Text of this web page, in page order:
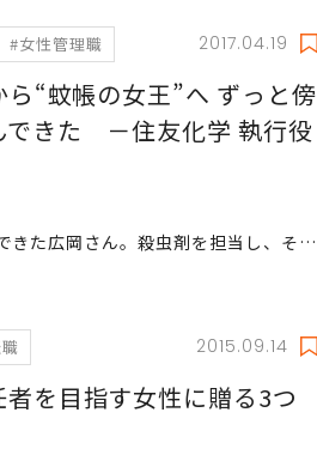
#女性管理職 2017.04.19
“蚊帳の女王”へ ずっと傍
できた －住友化学 執行役
化学メーカーで傍流を歩んできた広岡さん。殺虫剤を担当し、その後は蚊帳の担当。執行役員になるまでの道のりはトラブルの連続だった――。
2015.09.14
者を目指す女性に贈る3つ